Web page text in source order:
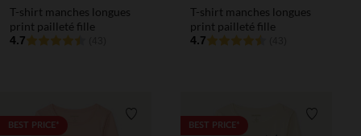
T-shirt manches longues
print pailleté fille
4.7
T-shirt manches longues
print pailleté fille
4.7
BEST PRICE* Liste de souhaits
BEST PRICE*